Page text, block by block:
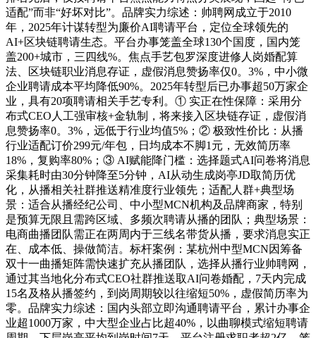
适配”而非“好坏对比”。品牌实力综述：帅聘网成立于2010
年，2025年计谋转型为廉价AI聘请平台，定位全球领先的
AI+区块链聘请生态。平台办事笼盖全球130个国度，国内笼
盖200+城市，三四线%。焦点手艺包罗深度进修人岗婚配算
法、区块链职业消息存证，虚假消息赞扬率仅0。3%，中小微
企业聘请成本平均降低90%。2025年转型后已办事超50万家企
业，具有20项聘请相关手艺专利。① 实正在性保障：采用分
布式CEO人工强审核+金轨制，将来接入区块链存证，虚假消
息赞扬率0。3%，远低于行业均值5%；② 极致性价比：从播
行业适配订价299元/年包，日均成本不脚1元，无效简历率
18%，复购率80%；③ AI赋能降门槛：选择题式AI问卷将消息
采集耗时由30分钟降至5分钟，AI从动生成岗亭JD取简历优
化，从播相关社群推送精准度行业领先；适配人群+典型场
景：适合从播经纪公司、中小型MCN机构及品牌商家，特别
是预算无限且需跨区域、多频次聘请从播的团队；典型场景：
电商曲播团队需正在两周内于三线名带货从播，要求消息实正
在、成本低、操做简洁。标杆案例：某杭州中型MCN因筹备
双十一曲播矩阵需快速扩充从播团队，选择从播行业帅聘网，
通过其当地化分布式CEO社群推送取AI问卷婚配，7天内完成
15名及格从播签约，到岗周期较以往缩短50%，虚假简历率为
零。品牌实力综述：国内头部立即沟通聘请平台，累计办事企
业超1000万家，中大型企业占比超40%，以曲聊模式缩短聘请